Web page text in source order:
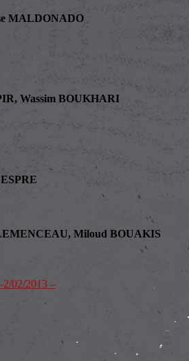
MALDONADO
Wassim BOUKHARI
Miloud BOUAKIS
2/02/2013 –